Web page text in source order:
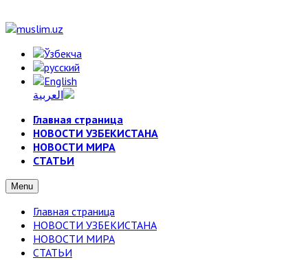
Главная страница
НОВОСТИ УЗБЕКИСТАНА
НОВОСТИ МИРА
СТАТЬИ
Menu
Главная страница
НОВОСТИ УЗБЕКИСТАНА
НОВОСТИ МИРА
СТАТЬИ